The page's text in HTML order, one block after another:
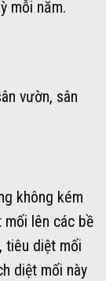
mỗi năm.
vườn, sân
không kém
mối lên các bề
tiêu diệt mối
diệt mối này